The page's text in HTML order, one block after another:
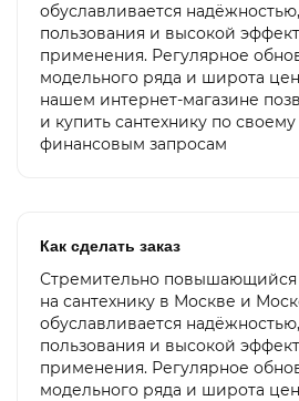
обуславливается
пользования и высокой
применения. Регулярное
модельного ряда и широта
нашем интернет-магазине
и купить сантехнику по своему
финансовым запросам
Как сделать заказ
Стремительно повышающийся
на сантехнику в Москве и
обуславливается
пользования и высокой
применения. Регулярное
модельного ряда и широта